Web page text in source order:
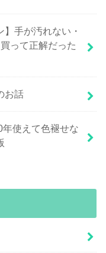
手が汚れない・
って正解だった
お話
使えて色褪せな